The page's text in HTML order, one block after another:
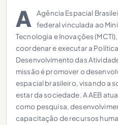
A
Agência Espacial
federal vinculada ao
Tecnologia e Inovações
coordenar e executar a
Desenvolvimento das
missão é promover o
espacial brasileiro, visando a
estar da sociedade. A AEB
como pesquisa,
capacitação de recursos